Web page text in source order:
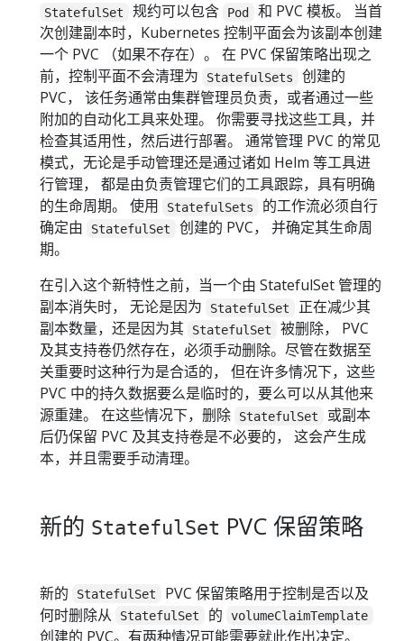
StatefulSet 规约可以包含 Pod
和 PVC 模板。 当首
次创建副本时，Kubernetes 控制平面会为该副本创建
一个 PVC （如果不存在）。 在 PVC 保留策略出现之
前，控制平面不会清理为
StatefulSets
创建的
PVC， 该任务通常由集群管理员负责，或者通过一些
附加的自动化工具来处理。 你需要寻找这些工具，并
检查其适用性，然后进行部署。 通常管理 PVC 的常见
模式，无论是手动管理还是通过诸如 Helm 等工具进
行管理， 都是由负责管理它们的工具跟踪，具有明确
的生命周期。 使用
StatefulSets
的工作流必须自行
确定由
StatefulSet
创建的 PVC， 并确定其生命周
期。
在引入这个新特性之前，当一个由 StatefulSet 管理的
副本消失时， 无论是因为
StatefulSet
正在减少其
副本数量，还是因为其
StatefulSet
被删除， PVC
及其支持卷仍然存在，必须手动删除。尽管在数据至
关重要时这种行为是合适的， 但在许多情况下，这些
PVC 中的持久数据要么是临时的，要么可以从其他来
源重建。 在这些情况下，删除
StatefulSet
或副本
后仍保留 PVC 及其支持卷是不必要的， 这会产生成
本，并且需要手动清理。
新的 StatefulSet PVC 保留策略
新的 StatefulSet
PVC 保留策略用于控制是否以及
何时删除从
StatefulSet 的 volumeClaimTemplate
创建的 PVC。有两种情况可能需要就此作出决定。